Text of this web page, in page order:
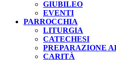
GIUBILEO
EVENTI
PARROCCHIA
LITURGIA
CATECHESI
PREPARAZIONE
CARITÀ